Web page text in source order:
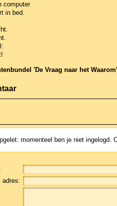
computer
in bed.
'De Vraag naar het
momenteel ben je niet ingelogd.
adres: